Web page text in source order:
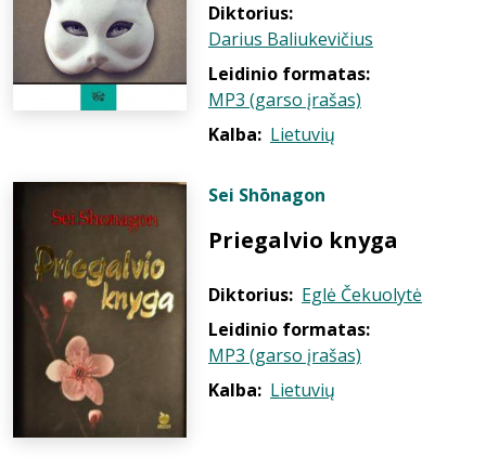
Diktorius:
Darius Baliukevičius
Leidinio formatas:
MP3 (garso įrašas)
Kalba: Lietuvių
Sei Shōnagon
Priegalvio knyga
Diktorius: Eglė Čekuolytė
Leidinio formatas:
MP3 (garso įrašas)
Kalba: Lietuvių